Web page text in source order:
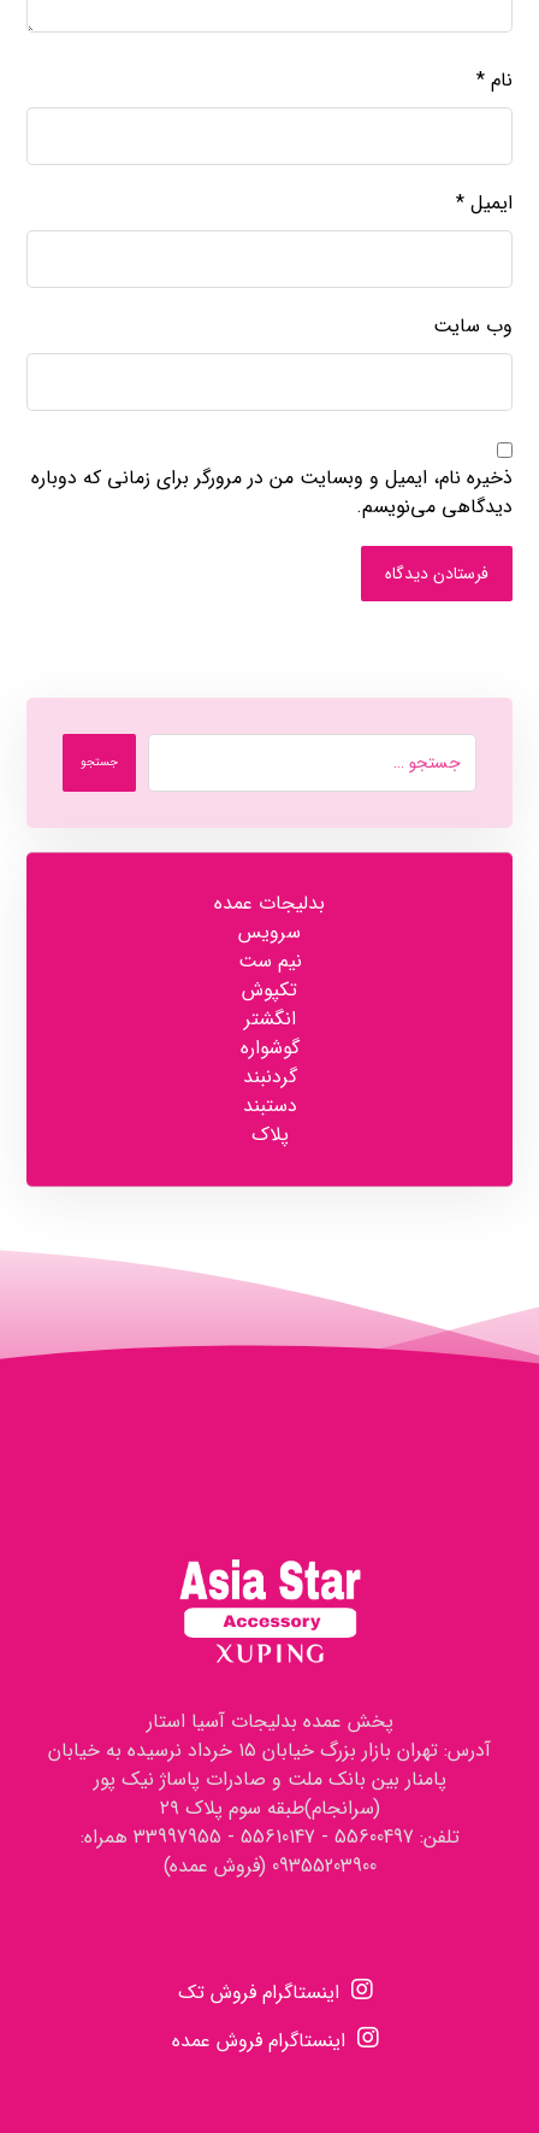
نام*
ایمیل*
وب‌ سایت
ذخیره نام، ایمیل و وبسایت من در مرورگر برای زمانی که دوباره
دیدگاهی می‌نویسم.
فرستادن دیدگاه
جستجو
بدلیجات عمده
سرویس
نیم ست
تکپوش
انگشتر
گوشواره
گردنبند
دستبند
پلاک
پخش عمده بدلیجات آسیا استار
آدرس: تهران بازار بزرگ خیابان ۱۵ خرداد نرسیده به خیابان
پامنار بین بانک ملت و صادرات پاساژ نیک پور
(سرانجام)طبقه سوم پلاک ۲۹
تلفن: 55600497 - 55610147 - 33997955 همراه:
09355203900 (فروش عمده)
اینستاگرام فروش تک
اینستاگرام فروش عمده